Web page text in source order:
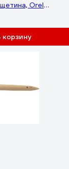
Orel
корзину